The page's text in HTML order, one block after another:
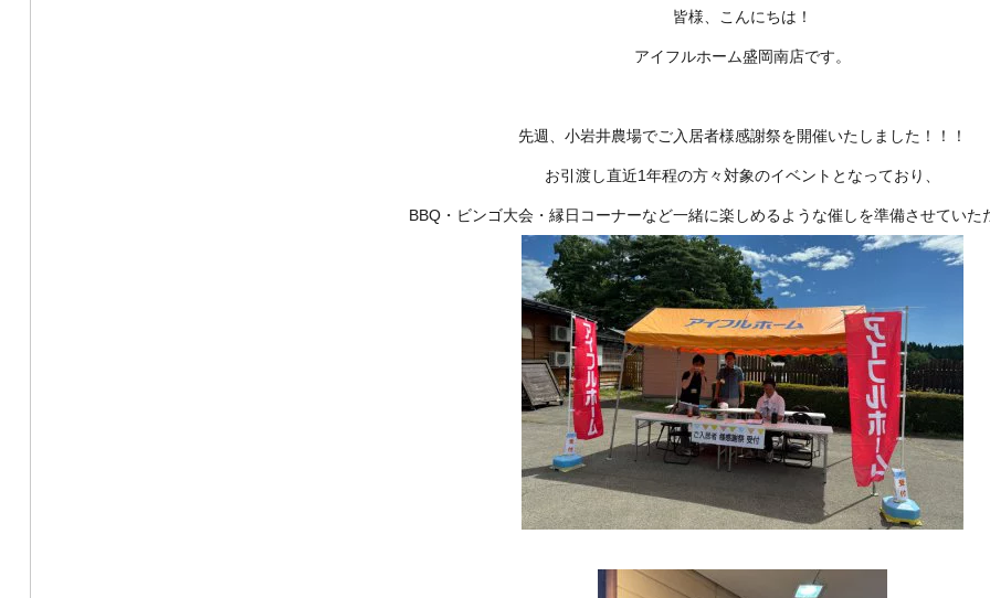
皆様、こんにちは！
アイフルホーム盛岡南店です。
先週、小岩井農場でご入居者様感謝祭を開催いたしました！！！
お引渡し直近1年程の方々対象のイベントとなっており、
BBQ・ビンゴ大会・縁日コーナーなど一緒に楽しめるような催しを準備させていた